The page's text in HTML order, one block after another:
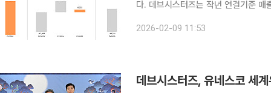
다. 데브시스터즈는 작년 연결기준 매출이 2947억 원으로 전년 대비 24.8% 증가했다고 9일 밝혔
원으로 집계됐다. 핵심 게임 타
2026-02-09 11:53
데브시스터즈, 유네스코 세